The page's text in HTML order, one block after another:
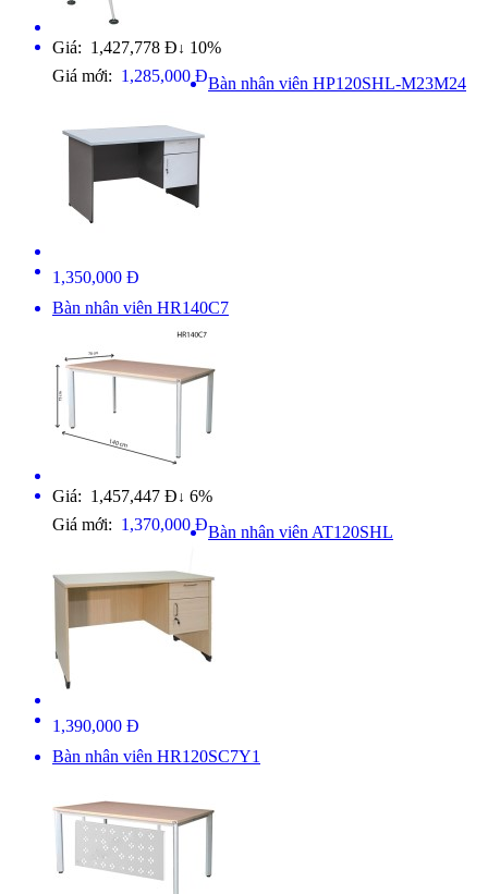
Giá: 1,427,778 Đ ↓ 10%
Giá mới: 1,285,000 ĐBàn nhân viên HP120SHL-M23M24
1,350,000 Đ
Bàn nhân viên HR140C7
Giá: 1,457,447 Đ ↓ 6%
Giá mới: 1,370,000 ĐBàn nhân viên AT120SHL
1,390,000 Đ
Bàn nhân viên HR120SC7Y1